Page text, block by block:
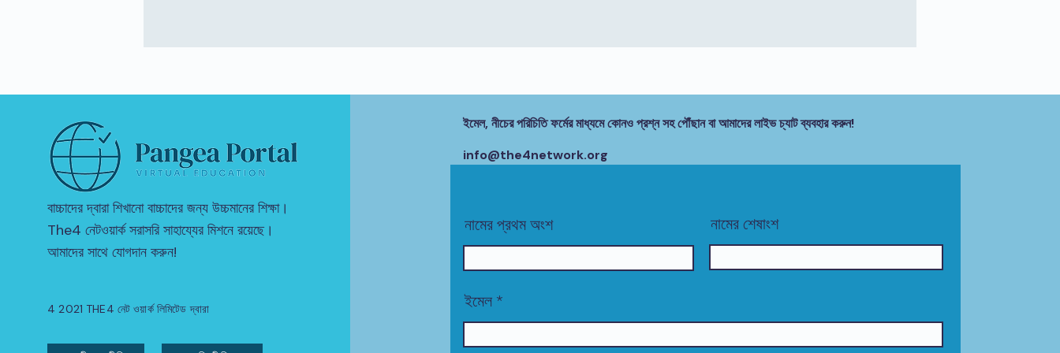
বাচ্চাদের দ্বারা শিখানো বাচ্চাদের জন্য উচ্চমানের শিক্ষা।
The4 নেটওয়ার্ক সরাসরি সাহায্যের মিশনে রয়েছে।
আমাদের সাথে যোগদান করুন!
4 2021 THE4 নেট ওয়ার্ক লিমিটেড দ্বারা
ইমেল, নীচের পরিচিতি ফর্মের মাধ্যমে কোনও প্রশ্ন সহ পৌঁছান বা আমাদের লাইভ চ্যাট ব্যবহার করুন!
info@the4network.org
নামের প্রথম অংশ নামের শেষাংশ
ইমেল